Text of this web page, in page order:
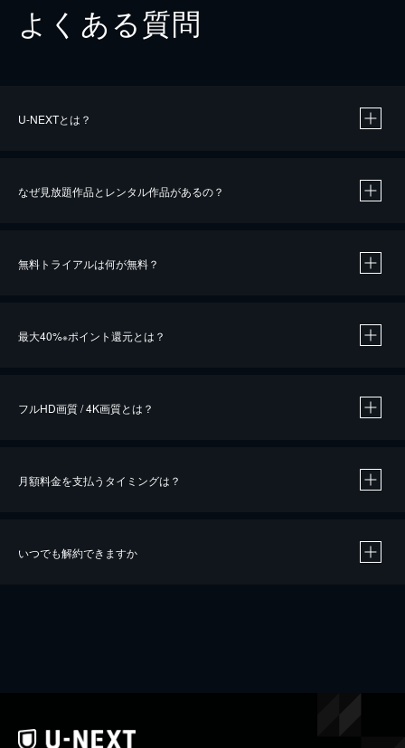
よくある質問
U-NEXTとは？
なぜ見放題作品とレンタル作品があるの？
無料トライアルは何が無料？
最大40%※ポイント還元とは？
※40％ポイント還元の対象は、クレジットカード決済による作品の購入 / レンタルです。
フルHD画質 / 4K画質とは？
月額料金を支払うタイミングは？
いつでも解約できますか